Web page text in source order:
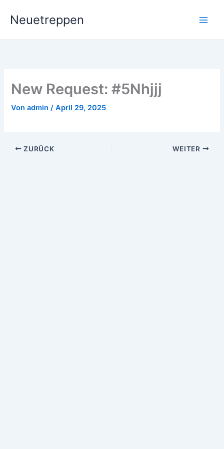
InhaltNeuetreppen
New Request: #5Nhjjj
Vonadmin/April 29, 2025
ZURÜCK WEITER